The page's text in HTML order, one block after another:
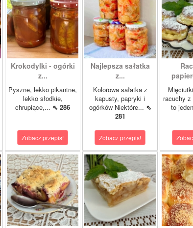
Krokodylki - ogórki
z...
Pyszne, lekko pikantne,
lekko słodkie,
chrupiące,... ⇖ 286
Zobacz przepis!
Najlepsza sałatka
z...
Kolorowa sałatka z
kapusty, papryki i
ogórków Niektóre... ⇖
281
Zobacz przepis!
racuchy z
to